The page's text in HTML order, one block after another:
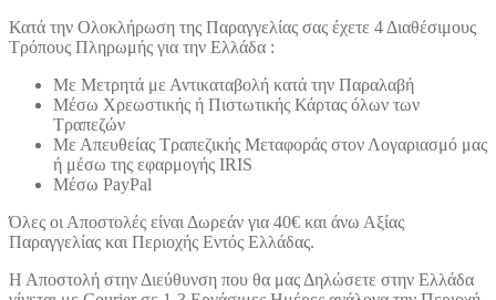
Κατά την Ολοκλήρωση της Παραγγελίας σας έχετε 4 Διαθέσιμους
Τρόπους Πληρωμής για την Ελλάδα :
Με Μετρητά με Αντικαταβολή κατά την Παραλαβή
Μέσω Χρεωστικής ή Πιστωτικής Κάρτας όλων των
Τραπεζών
Με Απευθείας Τραπεζικής Μεταφοράς στον Λογαριασμό μας
ή μέσω της εφαρμογής IRIS
Μέσω PayPal
Όλες οι Αποστολές είναι Δωρεάν για 40€ και άνω Αξίας
Παραγγελίας και Περιοχής Εντός Ελλάδας.
Η Αποστολή στην Διεύθυνση που θα μας Δηλώσετε στην Ελλάδα